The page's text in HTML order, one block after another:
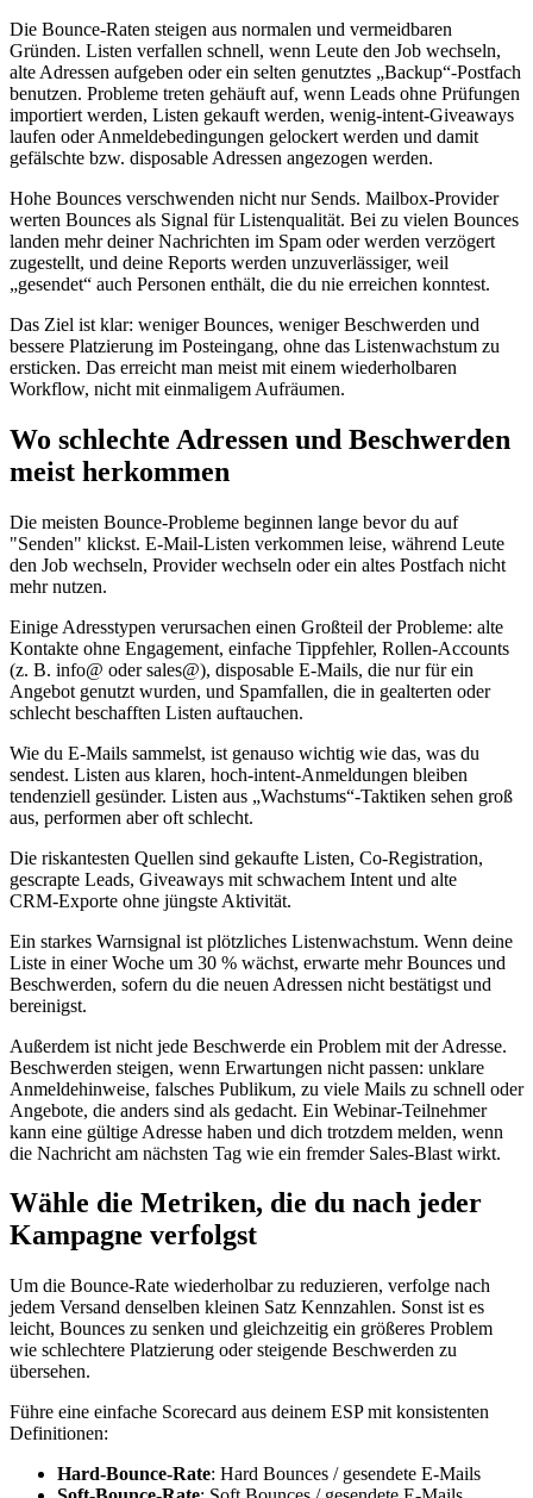
Die Bounce‑Raten steigen aus normalen und vermeidbaren
Gründen. Listen verfallen schnell, wenn Leute den Job wechseln,
alte Adressen aufgeben oder ein selten genutztes „Backup“‑Postfach
benutzen. Probleme treten gehäuft auf, wenn Leads ohne Prüfungen
importiert werden, Listen gekauft werden, wenig‑intent‑Giveaways
laufen oder Anmeldebedingungen gelockert werden und damit
gefälschte bzw. disposable Adressen angezogen werden.
Hohe Bounces verschwenden nicht nur Sends. Mailbox‑Provider
werten Bounces als Signal für Listenqualität. Bei zu vielen Bounces
landen mehr deiner Nachrichten im Spam oder werden verzögert
zugestellt, und deine Reports werden unzuverlässiger, weil
„gesendet“ auch Personen enthält, die du nie erreichen konntest.
Das Ziel ist klar: weniger Bounces, weniger Beschwerden und
bessere Platzierung im Posteingang, ohne das Listenwachstum zu
ersticken. Das erreicht man meist mit einem wiederholbaren
Workflow, nicht mit einmaligem Aufräumen.
Wo schlechte Adressen und Beschwerden
meist herkommen
Die meisten Bounce‑Probleme beginnen lange bevor du auf
"Senden" klickst. E‑Mail‑Listen verkommen leise, während Leute
den Job wechseln, Provider wechseln oder ein altes Postfach nicht
mehr nutzen.
Einige Adresstypen verursachen einen Großteil der Probleme: alte
Kontakte ohne Engagement, einfache Tippfehler, Rollen‑Accounts
(z. B. info@ oder sales@), disposable E‑Mails, die nur für ein
Angebot genutzt wurden, und Spamfallen, die in gealterten oder
schlecht beschafften Listen auftauchen.
Wie du E‑Mails sammelst, ist genauso wichtig wie das, was du
sendest. Listen aus klaren, hoch‑intent‑Anmeldungen bleiben
tendenziell gesünder. Listen aus „Wachstums“‑Taktiken sehen groß
aus, performen aber oft schlecht.
Die riskantesten Quellen sind gekaufte Listen, Co‑Registration,
gescrapte Leads, Giveaways mit schwachem Intent und alte
CRM‑Exporte ohne jüngste Aktivität.
Ein starkes Warnsignal ist plötzliches Listenwachstum. Wenn deine
Liste in einer Woche um 30 % wächst, erwarte mehr Bounces und
Beschwerden, sofern du die neuen Adressen nicht bestätigst und
bereinigst.
Außerdem ist nicht jede Beschwerde ein Problem mit der Adresse.
Beschwerden steigen, wenn Erwartungen nicht passen: unklare
Anmeldehinweise, falsches Publikum, zu viele Mails zu schnell oder
Angebote, die anders sind als gedacht. Ein Webinar‑Teilnehmer
kann eine gültige Adresse haben und dich trotzdem melden, wenn
die Nachricht am nächsten Tag wie ein fremder Sales‑Blast wirkt.
Wähle die Metriken, die du nach jeder
Kampagne verfolgst
Um die Bounce‑Rate wiederholbar zu reduzieren, verfolge nach
jedem Versand denselben kleinen Satz Kennzahlen. Sonst ist es
leicht, Bounces zu senken und gleichzeitig ein größeres Problem
wie schlechtere Platzierung oder steigende Beschwerden zu
übersehen.
Führe eine einfache Scorecard aus deinem ESP mit konsistenten
Definitionen:
Hard‑Bounce‑Rate: Hard Bounces / gesendete E‑Mails